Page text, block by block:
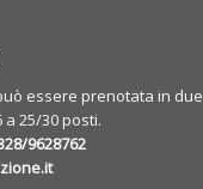
essere prenotata in due
25/30 posti.
9628762